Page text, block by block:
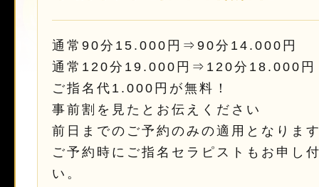
通常90分15.000円⇒90分14.000円
通常120分19.000円⇒120分18.000円
ご指名代1.000円が無料！
事前割を見たとお伝えください
前日までのご予約のみの適用となりま
ご予約時にご指名セラピストもお申し
い。